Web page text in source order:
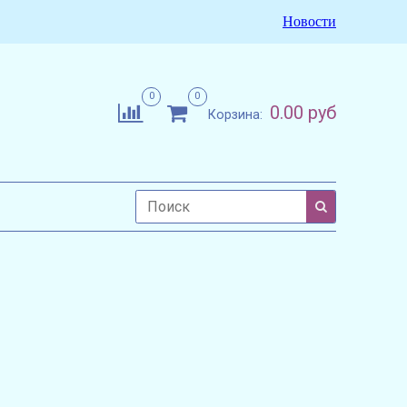
Новости
0 0
Корзина: 0.00 руб